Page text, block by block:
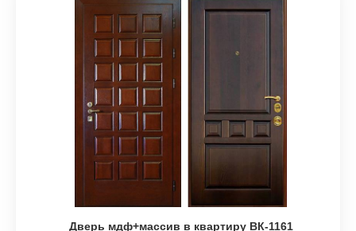
Дверь мдф+массив в квартиру ВК-1161